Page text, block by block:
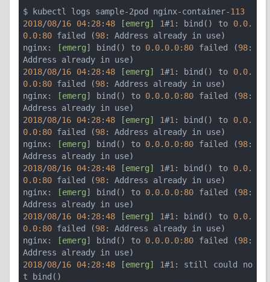
$ kubectl logs sample-2pod nginx-container-113
2018/08/16 04: 28:48 [emerg] 1#1 : bind() to 0.0.
0.0:80 failed (98: Address already in use)
nginx:
[emerg] bind() to 0.0.0.0:80 failed (98:
2018/08/16 04: 28:48 [emerg] 1#1 : bind() to 0.0.
0.0:80 failed (98: Address already in use)
nginx:
[emerg] bind() to 0.0.0.0:80 failed (98:
2018/08/16 04: 28:48 [emerg] 1#1 : bind() to 0.0.
0.0:80 failed (98: Address already in use)
nginx:
[emerg] bind() to 0.0.0.0:80 failed (98:
2018/08/16 04: 28:48 [emerg] 1#1 : bind() to 0.0.
0.0:80 failed (98: Address already in use)
nginx:
[emerg] bind() to 0.0.0.0:80 failed (98:
2018/08/16 04: 28:48 [emerg] 1#1 : bind() to 0.0.
0.0:80 failed (98: Address already in use)
nginx:
[emerg] bind() to 0.0.0.0:80 failed (98:
2018/08/16 04: 28:48 [emerg] 1#1 : still could no
t bind()